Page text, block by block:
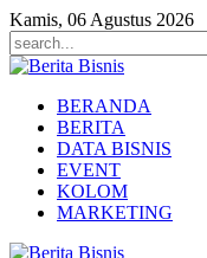
Kamis, 06 Agustus 2026
BERANDA
BERITA
DATA BISNIS
EVENT
KOLOM
MARKETING